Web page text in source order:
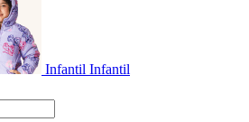
Infantil Infantil